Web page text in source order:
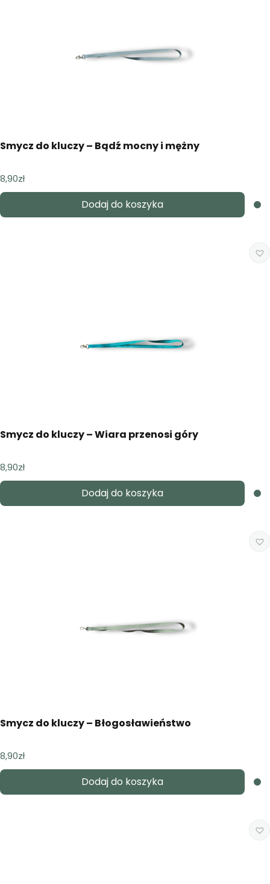
Smycz do kluczy – Bądź mocny i mężny
8,90zł
Dodaj do koszyka
Smycz do kluczy – Wiara przenosi góry
8,90zł
Dodaj do koszyka
Smycz do kluczy – Błogosławieństwo
8,90zł
Dodaj do koszyka